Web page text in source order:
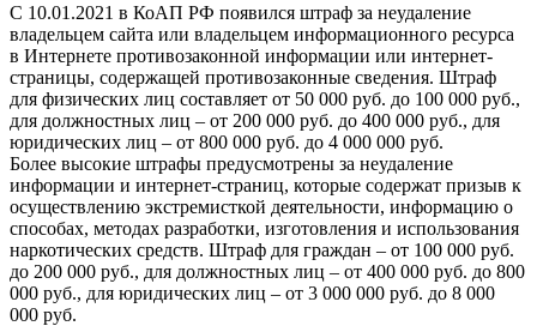
С 10.01.2021 в КоАП РФ появился штраф за неудаление
владельцем сайта или владельцем информационного ресурса
в Интернете противозаконной информации или интернет-
страницы, содержащей противозаконные сведения. Штраф
для физических лиц составляет от 50 000 руб. до 100 000 руб.,
для должностных лиц – от 200 000 руб. до 400 000 руб., для
юридических лиц – от 800 000 руб. до 4 000 000 руб.
Более высокие штрафы предусмотрены за неудаление
информации и интернет-страниц, которые содержат призыв к
осуществлению экстремисткой деятельности, информацию о
способах, методах разработки, изготовления и использования
наркотических средств. Штраф для граждан – от 100 000 руб.
до 200 000 руб., для должностных лиц – от 400 000 руб. до 800
000 руб., для юридических лиц – от 3 000 000 руб. до 8 000
000 руб.